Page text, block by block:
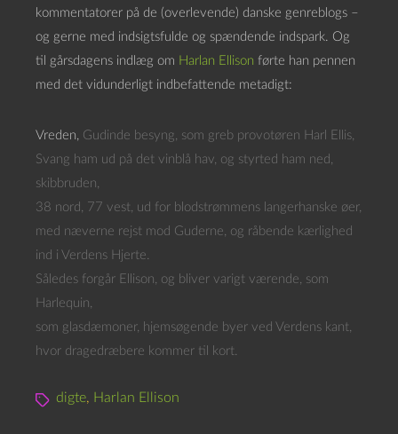
kommentatorer på de (overlevende) danske genreblogs –
og gerne med indsigtsfulde og spændende indspark. Og
til gårsdagens indlæg om Harlan Ellison førte han pennen
med det vidunderligt indbefattende metadigt:
Vreden, Gudinde besyng, som greb provotøren Harl Ellis,
Svang ham ud på det vinblå hav, og styrted ham ned,
skibbruden,
38 nord, 77 vest, ud for blodstrømmens langerhanske øer,
med næverne rejst mod Guderne, og råbende kærlighed
ind i Verdens Hjerte.
Således forgår Ellison, og bliver varigt værende, som
Harlequin,
som glasdæmoner, hjemsøgende byer ved Verdens kant,
hvor dragedræbere kommer til kort.
digte, Harlan Ellison